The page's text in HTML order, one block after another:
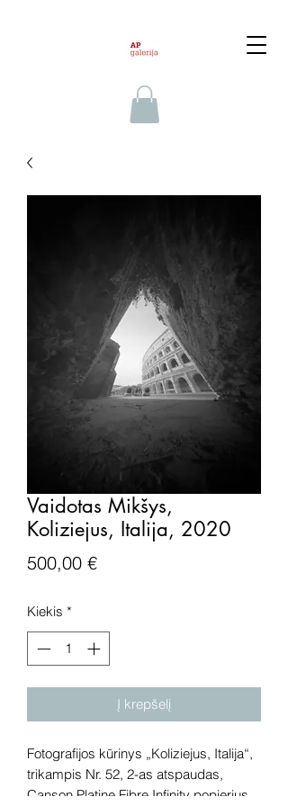
Vaidotas Mikšys,
Koliziejus, Italija, 2020
500,00 €Price
Kiekis *
Į krepšelį
Fotografijos kūrinys „Koliziejus, Italija“,
trikampis Nr. 52, 2-as atspaudas,
Canson Platine Fibre Infinity popierius,